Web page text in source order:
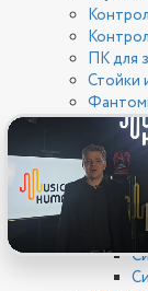
ПК для
Стойки
ЦАП/
Клавишные